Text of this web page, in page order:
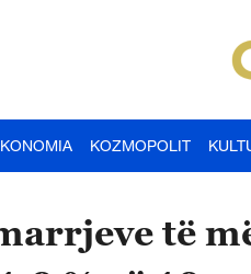
KOZMOPOLIT
të